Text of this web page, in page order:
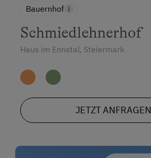
Bauernhof
Schmiedlehnerhof
Haus im Ennstal, Steiermark
JETZT ANFRAGEN